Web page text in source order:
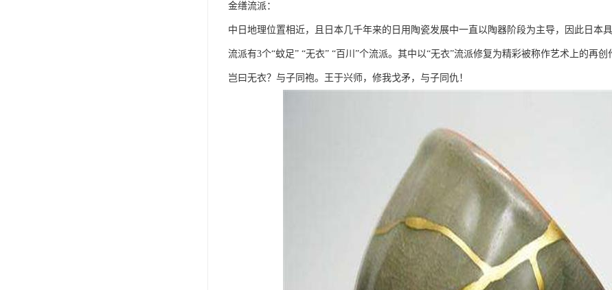
金缮流派：
中日地理位置相近，且日本几千年来的日用陶瓷发展中一直以陶器阶段为主导，因此日本
流派有3个“蚊足” “无衣” “百川”个流派。其中以“无衣”流派修复为精彩被称作艺术上的再
岂曰无衣？与子同袍。王于兴师，修我戈矛，与子同仇！